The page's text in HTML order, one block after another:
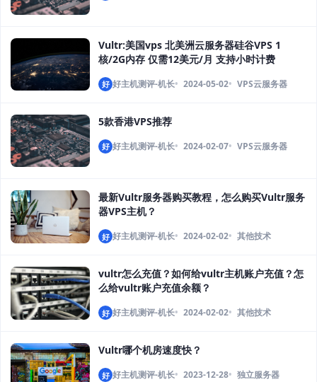
Vultr:美国vps 北美洲云服务器硅谷VPS 1
核/2G内存 仅需12美元/月 支持小时计费
好 好主机测评-机长 2024-05-02 VPS云服务器
5款香港VPS推荐
好 好主机测评-机长 2024-02-07 VPS云服务器
最新Vultr服务器购买教程，怎么购买Vultr服务
器VPS主机？
好 好主机测评-机长 2024-02-02 其他技术
vultr怎么充值？如何给vultr主机账户充值？怎
么给vultr账户充值余额？
好 好主机测评-机长 2024-02-02 其他技术
Vultr哪个机房速度快？
好 好主机测评-机长 2023-12-28 独立服务器